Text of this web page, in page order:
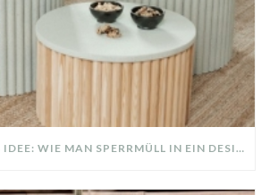
DIY UPCYLING IDEE: WIE MAN SPERRMÜLL IN EIN DESIGNER TEIL VERWANDELT